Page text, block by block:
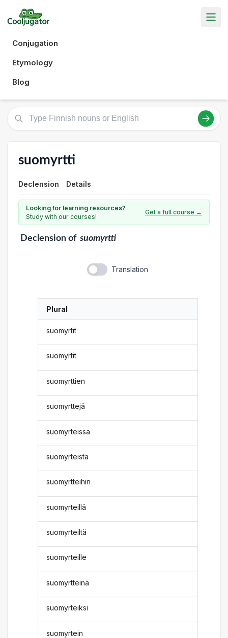
Conjugation
Etymology
Blog
suomyrtti
Declension Details
Looking for learning resources?
Study with our courses!
Get a full course →
Declensionof suomyrtti
Translation
Plural
suomyrtit
suomyrtit
suomyrttien
suomyrttejä
suomyrteissä
suomyrteistä
suomyrtteihin
suomyrteillä
suomyrteiltä
suomyrteille
suomyrtteinä
suomyrteiksi
suomyrtein